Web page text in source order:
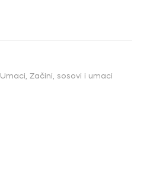
Umaci, Začini, sosovi i umaci